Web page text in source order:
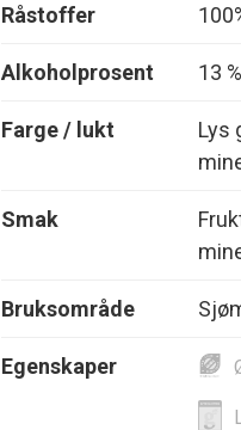
Råstoffer
Alkoholprosent 13
Farge / lukt
Lys
Smak
Bruksområde
Egenskaper